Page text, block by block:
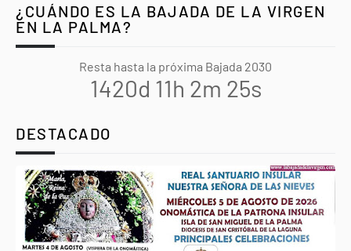
¿CUÁNDO ES LA BAJADA DE LA VIRGEN
EN LA PALMA?
Resta hasta la próxima Bajada 2030
1420d 11h 2m 24s
DESTACADO